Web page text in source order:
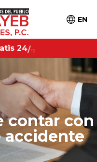
EN
tis 24/7
contar con
accidente